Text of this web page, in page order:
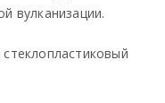
вулканизации.